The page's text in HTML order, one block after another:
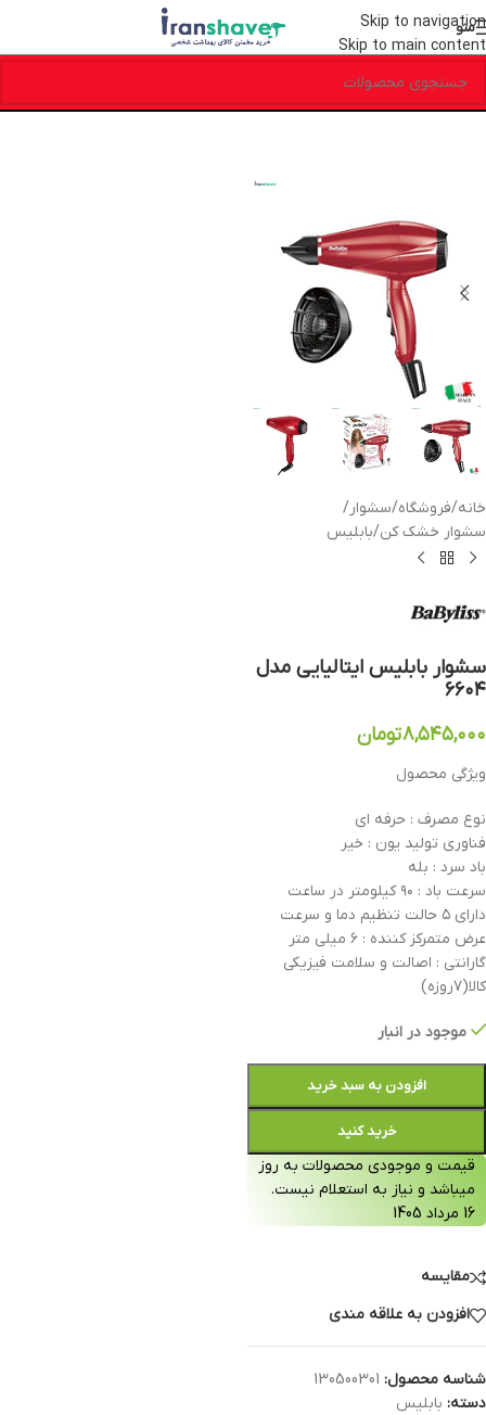
Skip to navigation
Skip to main content
منو
خانه/فروشگاه/سشوار/
سشوار خشک کن/بابلیس
سشوار بابلیس ایتالیایی مدل
۶۶۰۴
۸,۵۴۵,۰۰۰تومان
ویژگی محصول
نوع مصرف : حرفه ای
فناوری تولید یون : خیر
باد سرد : بله
سرعت باد : ۹۰ کیلومتر در ساعت
دارای ۵ حالت تنظیم دما و سرعت
عرض متمرکز کننده : ۶ میلی متر
گارانتی : اصالت و سلامت فیزیکی
کالا(۷روزه)
موجود در انبار
افزودن به سبد خرید
خرید کنید
قیمت و موجودی محصولات به روز
میباشد و نیاز به استعلام نیست.
16 مرداد 1405
مقایسه
افزودن به علاقه مندی
شناسه محصول: 130500301
دسته: بابلیس